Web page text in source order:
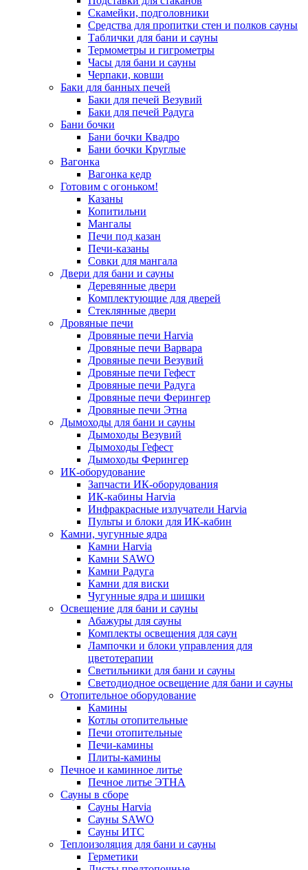
Скамейки, подголовники
Средства для пропитки стен и полков сауны
Таблички для бани и сауны
Термометры и гигрометры
Часы для бани и сауны
Черпаки, ковши
Баки для банных печей
Баки для печей Везувий
Баки для печей Радуга
Бани бочки
Бани бочки Квадро
Бани бочки Круглые
Вагонка
Вагонка кедр
Готовим с огоньком!
Казаны
Копитильни
Мангалы
Печи под казан
Печи-казаны
Совки для мангала
Двери для бани и сауны
Деревянные двери
Комплектующие для дверей
Стеклянные двери
Дровяные печи
Дровяные печи Harvia
Дровяные печи Варвара
Дровяные печи Везувий
Дровяные печи Гефест
Дровяные печи Радуга
Дровяные печи Ферингер
Дровяные печи Этна
Дымоходы для бани и сауны
Дымоходы Везувий
Дымоходы Гефест
Дымоходы Ферингер
ИК-оборудование
Запчасти ИК-оборудования
ИК-кабины Harvia
Инфракрасные излучатели Harvia
Пульты и блоки для ИК-кабин
Камни, чугунные ядра
Камни Harvia
Камни SAWO
Камни Радуга
Камни для виски
Чугунные ядра и шишки
Освещение для бани и сауны
Абажуры для сауны
Комплекты освещения для саун
Лампочки и блоки управления для
цветотерапии
Светильники для бани и сауны
Светодиодное освещение для бани и сауны
Отопительное оборудование
Камины
Котлы отопительные
Печи отопительные
Печи-камины
Плиты-камины
Печное и каминное литье
Печное литье ЭТНА
Сауны в сборе
Cауны Harvia
Сауны SAWO
Сауны ИТС
Теплоизоляция для бани и сауны
Герметики